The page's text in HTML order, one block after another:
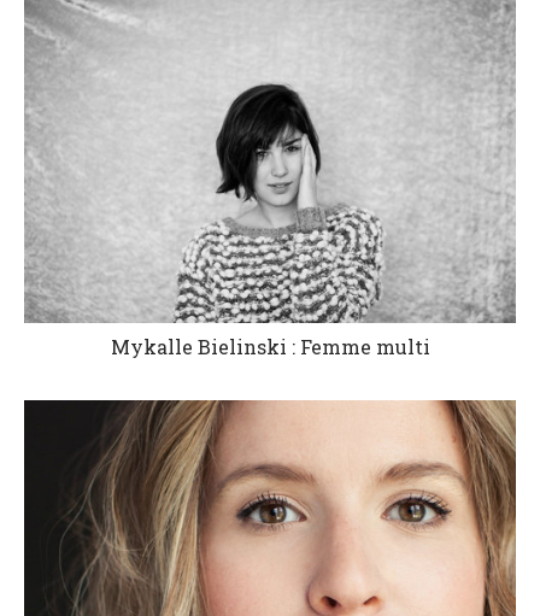
Mykalle Bielinski : Femme multi